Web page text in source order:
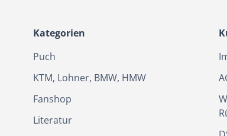
Kategorien
Puch
KTM, Lohner, BMW, HMW
Fanshop
Literatur